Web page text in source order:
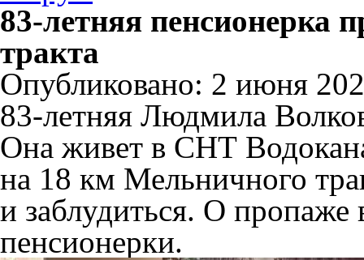
83-летняя пенсионерка
тракта
Опубликовано: 2 июня
83-летняя Людмила
Она живет в СНТ
на 18 км Мельничного
и заблудиться. О
пенсионерки.